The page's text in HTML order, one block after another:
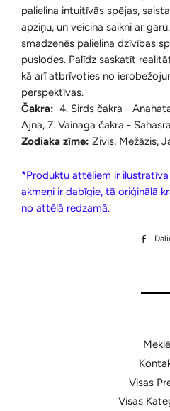
palielina intuitīvās spējas,
apziņu, un veicina saikni ar
smadzenēs palielina dzīvības
puslodes. Palīdz saskatīt
kā arī atbrīvoties no
perspektīvas.
Čakra: 4. Sirds čakra -
Ajna, 7. Vainaga čakra -
Zodiaka zīme: Zivis, Mežāzis,
*Produktu attēliem ir
akmeņi ir dabīgie, tā oriģinālā
no attēlā redzamā.
Visas
Visas